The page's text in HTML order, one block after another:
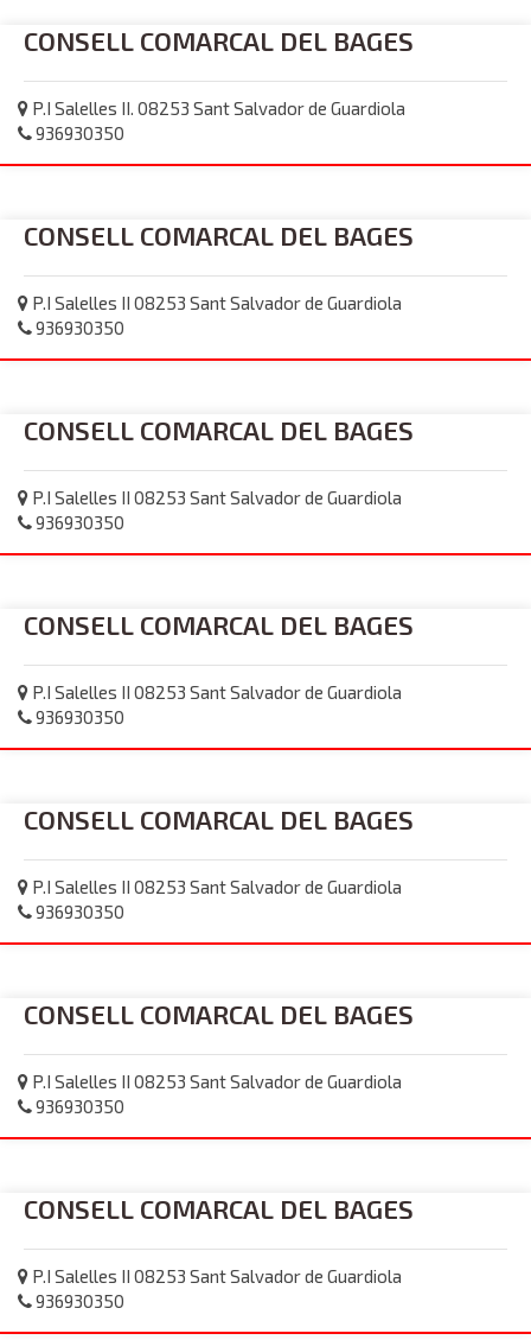
CONSELL COMARCAL DEL BAGES
P.I Salelles II. 08253 Sant Salvador de Guardiola
936930350
CONSELL COMARCAL DEL BAGES
P.I Salelles II 08253 Sant Salvador de Guardiola
936930350
CONSELL COMARCAL DEL BAGES
P.I Salelles II 08253 Sant Salvador de Guardiola
936930350
CONSELL COMARCAL DEL BAGES
P.I Salelles II 08253 Sant Salvador de Guardiola
936930350
CONSELL COMARCAL DEL BAGES
P.I Salelles II 08253 Sant Salvador de Guardiola
936930350
CONSELL COMARCAL DEL BAGES
P.I Salelles II 08253 Sant Salvador de Guardiola
936930350
CONSELL COMARCAL DEL BAGES
P.I Salelles II 08253 Sant Salvador de Guardiola
936930350